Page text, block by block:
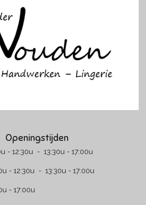
Openingstijden
12:30u - 13:30u - 17:00u
12:30u - 13:30u - 17:00u
- 17:00u